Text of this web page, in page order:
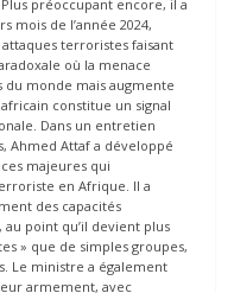
préoccupant encore, il a
mois de l’année 2024,
terroristes faisant
où la menace
du monde mais augmente
constitue un signal
Dans un entretien
Ahmed Attaf a développé
majeures qui
en Afrique. Il a
des capacités
point qu’il devient plus
» que de simples groupes,
Le ministre a également
armement, avec